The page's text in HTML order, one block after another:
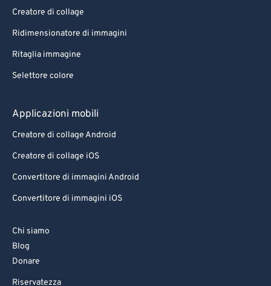
Creatore di collage
Ridimensionatore di immagini
Ritaglia immagine
Selettore colore
Applicazioni mobili
Creatore di collage Android
Creatore di collage iOS
Convertitore di immagini Android
Convertitore di immagini iOS
Chi siamo
Blog
Donare
Riservatezza